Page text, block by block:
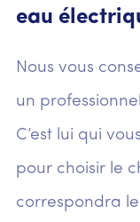
eau
Nous vous
un
C’est lui qui
pour choisir le
correspondra le